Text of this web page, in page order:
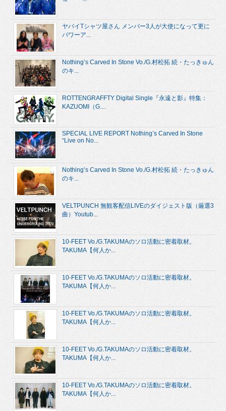
ヤバイTシャツ屋さん メンバー3人が大使になって更に
パワーア...
Nothing’s Carved In Stone Vo./G.村松拓 続・たっきゅん
のキ...
ROTTENGRAFFTY Digital Single『永遠と影』特集：
KAZUOMI（G....
SPECIAL LIVE REPORT Nothing’s Carved In Stone
“Live on No...
Nothing’s Carved In Stone Vo./G.村松拓 続・たっきゅん
のキ...
VELTPUNCH 無観客配信LIVEのダイジェスト版（厳選3
曲）Youtub...
10-FEET Vo./G.TAKUMAのソロ活動に密着取材。
TAKUMA【何人か...
10-FEET Vo./G.TAKUMAのソロ活動に密着取材。
TAKUMA【何人か...
10-FEET Vo./G.TAKUMAのソロ活動に密着取材。
TAKUMA【何人か...
10-FEET Vo./G.TAKUMAのソロ活動に密着取材。
TAKUMA【何人か...
10-FEET Vo./G.TAKUMAのソロ活動に密着取材。
TAKUMA【何人か...